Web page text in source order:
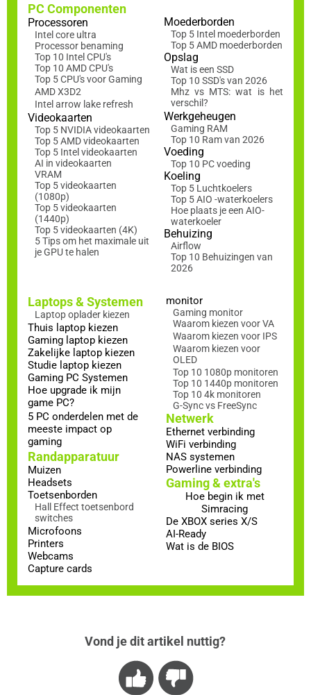
PC Componenten
Processoren
Intel core ultra
Processor benaming
Top 10 Intel CPU's
Top 10 AMD CPU's
Top 5 CPU's voor Gaming
AMD X3D2
Intel arrow lake refresh
Videokaarten
Top 5 NVIDIA videokaarten
Top 5 AMD videokaarten
Top 5 Intel videokaarten
AI in videokaarten
VRAM
Top 5 videokaarten
(1080p)
Top 5 videokaarten
(1440p)
Top 5 videokaarten (4K)
5 Tips om het maximale uit
je GPU te halen
Moederborden
Top 5 Intel moederborden
Top 5 AMD moederborden
Opslag
Wat is een SSD
Top 10 SSD's van 2026
Mhz vs MTS: wat is het
verschil?
Werkgeheugen
Gaming RAM
Top 10 Ram van 2026
Voeding
Top 10 PC voeding
Koeling
Top 5 Luchtkoelers
Top 5 AIO -waterkoelers
Hoe plaats je een AIO-
waterkoeler
Behuizing
Airflow
Top 10 Behuizingen van
2026
Laptops & Systemen
Laptop oplader kiezen
Thuis laptop kiezen
Gaming laptop kiezen
Zakelijke laptop kiezen
Studie laptop kiezen
Gaming PC Systemen
Hoe upgrade ik mijn
game PC?
5 PC onderdelen met de
meeste impact op
gaming
Randapparatuur
Muizen
Headsets
Toetsenborden
Hall Effect toetsenbord
switches
Microfoons
Printers
Webcams
Capture cards
monitor
Gaming monitor
Waarom kiezen voor VA
Waarom kiezen voor IPS
Waarom kiezen voor
OLED
Top 10 1080p monitoren
Top 10 1440p monitoren
Top 10 4k monitoren
G-Sync vs FreeSync
Netwerk
Ethernet verbinding
WiFi verbinding
NAS systemen
Powerline verbinding
Gaming & extra's
Hoe begin ik met
Simracing
De XBOX series X/S
AI-Ready
Wat is de BIOS
Vond je dit artikel nuttig?